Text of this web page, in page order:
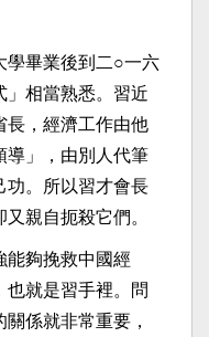
學畢業後到二○一六
」相當熟悉。習近
長，經濟工作由他
導」，由別人代筆
功。所以習才會長
親自扼殺它們。
能夠挽救中國經
也就是習手裡。問
係就非常重要，